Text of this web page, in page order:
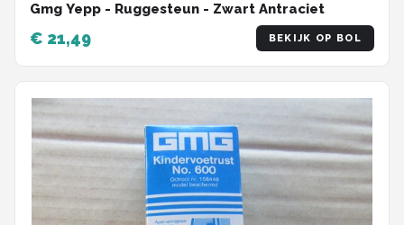
Gmg Yepp - Ruggesteun - Zwart Antraciet
€ 21,49 BEKIJK OP BOL